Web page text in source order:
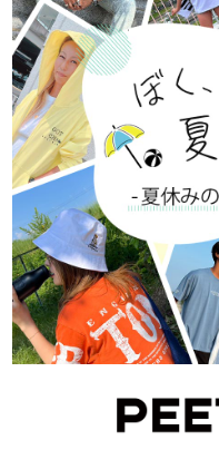
キーワードから探す
価格から探す